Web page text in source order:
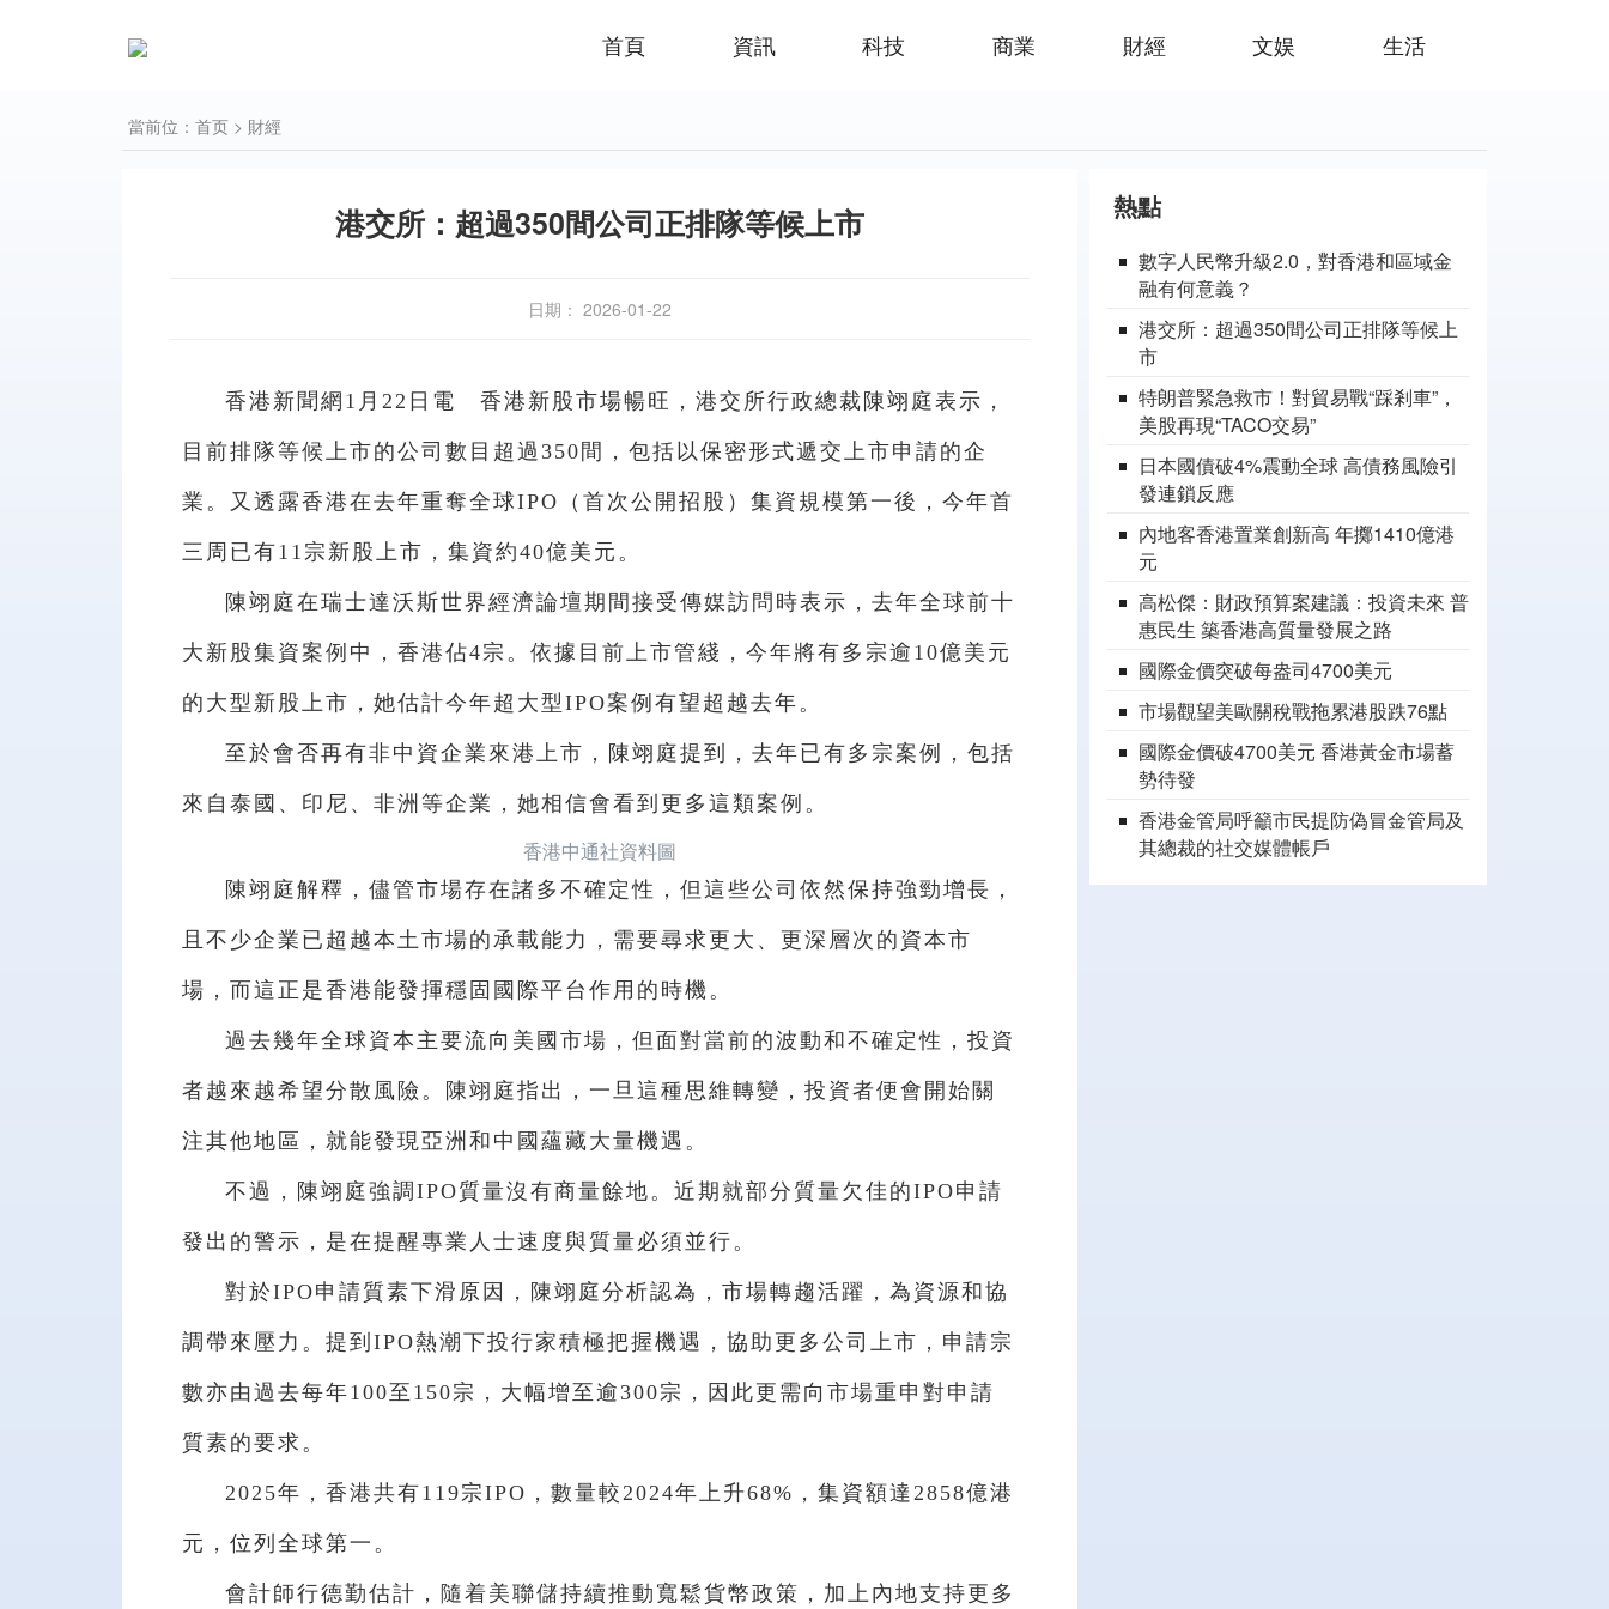
首頁 資訊 科技 商業 財經 文娱 生活
當前位： 首页 > 財經
港交所：超過350間公司正排隊等候上市
日期： 2026-01-22
香港新聞網1月22日電 香港新股市場暢旺，港交所行政總裁陳翊庭表示，
目前排隊等候上市的公司數目超過350間，包括以保密形式遞交上市申請的企
業。又透露香港在去年重奪全球IPO（首次公開招股）集資規模第一後，今年首
三周已有11宗新股上市，集資約40億美元。
陳翊庭在瑞士達沃斯世界經濟論壇期間接受傳媒訪問時表示，去年全球前十
大新股集資案例中，香港佔4宗。依據目前上市管綫，今年將有多宗逾10億美元
的大型新股上市，她估計今年超大型IPO案例有望超越去年。
至於會否再有非中資企業來港上市，陳翊庭提到，去年已有多宗案例，包括
來自泰國、印尼、非洲等企業，她相信會看到更多這類案例。
香港中通社資料圖
陳翊庭解釋，儘管市場存在諸多不確定性，但這些公司依然保持強勁增長，
且不少企業已超越本土市場的承載能力，需要尋求更大、更深層次的資本市
場，而這正是香港能發揮穩固國際平台作用的時機。
過去幾年全球資本主要流向美國市場，但面對當前的波動和不確定性，投資
者越來越希望分散風險。陳翊庭指出，一旦這種思維轉變，投資者便會開始關
注其他地區，就能發現亞洲和中國蘊藏大量機遇。
不過，陳翊庭強調IPO質量沒有商量餘地。近期就部分質量欠佳的IPO申請
發出的警示，是在提醒專業人士速度與質量必須並行。
對於IPO申請質素下滑原因，陳翊庭分析認為，市場轉趨活躍，為資源和協
調帶來壓力。提到IPO熱潮下投行家積極把握機遇，協助更多公司上市，申請宗
數亦由過去每年100至150宗，大幅增至逾300宗，因此更需向市場重申對申請
質素的要求。
2025年，香港共有119宗IPO，數量較2024年上升68%，集資額達2858億港
元，位列全球第一。
會計師行德勤估計，隨着美聯儲持續推動寬鬆貨幣政策，加上內地支持更多
熱點
數字人民幣升級2.0，對香港和區域金
融有何意義？
港交所：超過350間公司正排隊等候上
市
特朗普緊急救市！對貿易戰“踩剎車”，
美股再現“TACO交易”
日本國債破4%震動全球 高債務風險引
發連鎖反應
內地客香港置業創新高 年擲1410億港
元
高松傑：財政預算案建議：投資未來 普
惠民生 築香港高質量發展之路
國際金價突破每盎司4700美元
市場觀望美歐關稅戰拖累港股跌76點
國際金價破4700美元 香港黃金市場蓄
勢待發
香港金管局呼籲市民提防偽冒金管局及
其總裁的社交媒體帳戶